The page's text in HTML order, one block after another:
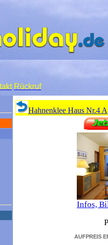
Rückruf
Hahnenklee Haus Nr.4
Infos,
AUFPREIS